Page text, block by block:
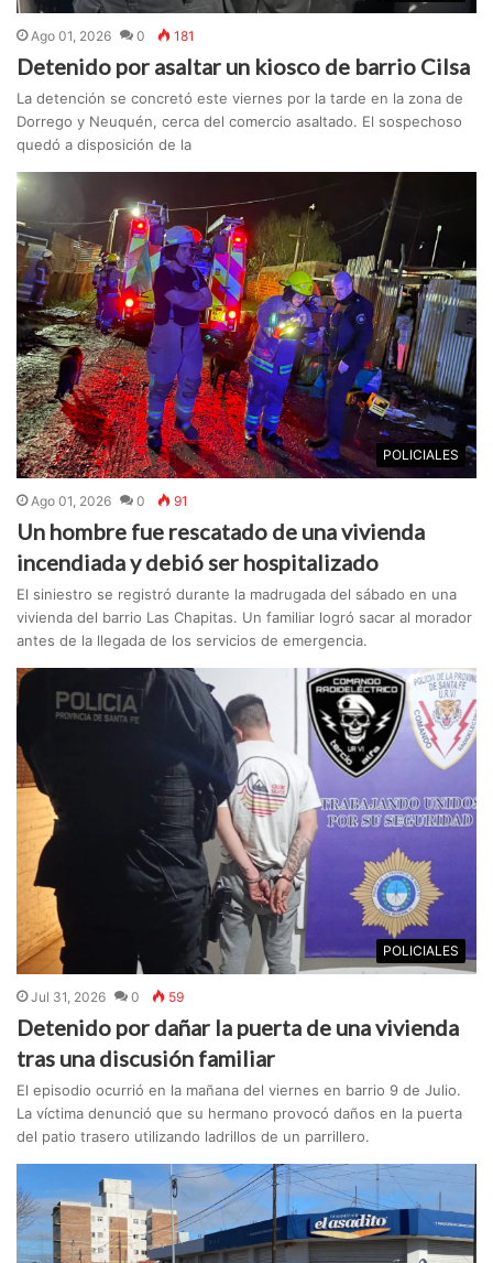
Ago 01, 2026 0 181
Detenido por asaltar un kiosco de barrio Cilsa
La detención se concretó este viernes por la tarde en la zona de
Dorrego y Neuquén, cerca del comercio asaltado. El sospechoso
quedó a disposición de la
POLICIALES
Ago 01, 2026 0 91
Un hombre fue rescatado de una vivienda
incendiada y debió ser hospitalizado
El siniestro se registró durante la madrugada del sábado en una
vivienda del barrio Las Chapitas. Un familiar logró sacar al morador
antes de la llegada de los servicios de emergencia.
POLICIALES
Jul 31, 2026 0 59
Detenido por dañar la puerta de una vivienda
tras una discusión familiar
El episodio ocurrió en la mañana del viernes en barrio 9 de Julio.
La víctima denunció que su hermano provocó daños en la puerta
del patio trasero utilizando ladrillos de un parrillero.